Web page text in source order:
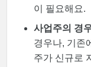
이 필요해요.
사업주의 경
경우나, 기존
주가 신규로